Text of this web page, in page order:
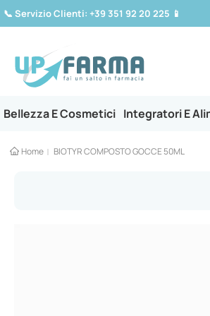
📞 Servizio Clienti: +39 351 92 20 225 📱
Bellezza E Cosmetici Integratori E
Home BIOTYR COMPOSTO GOCCE 50ML